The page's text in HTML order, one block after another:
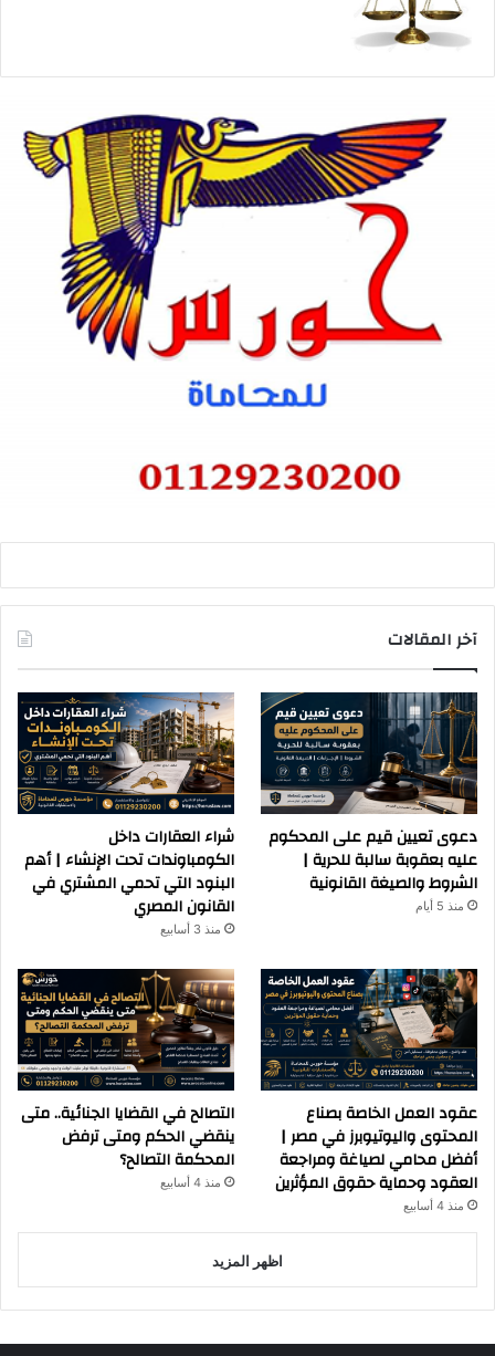
آخر المقالات
دعوى تعيين قيم على المحكوم
عليه بعقوبة سالبة للحرية |
الشروط والصيغة القانونية
منذ 5 أيام
شراء العقارات داخل
الكومباوندات تحت الإنشاء | أهم
البنود التي تحمي المشتري في
القانون المصري
منذ 3 أسابيع
عقود العمل الخاصة بصناع
المحتوى واليوتيوبرز في مصر |
أفضل محامي لصياغة ومراجعة
العقود وحماية حقوق المؤثرين
منذ 4 أسابيع
التصالح في القضايا الجنائية.. متى
ينقضي الحكم ومتى ترفض
المحكمة التصالح؟
منذ 4 أسابيع
اظهر المزيد